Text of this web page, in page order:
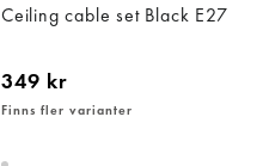
Ceiling cable set Black E27
349 kr
Finns fler varianter